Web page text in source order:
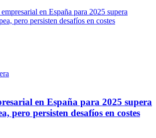
en España para 2025 supera
pero persisten desafíos en costes